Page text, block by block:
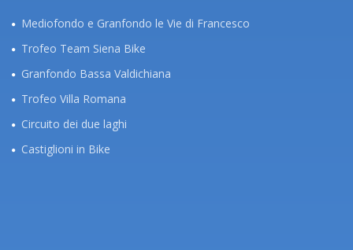
Mediofondo e Granfondo le Vie di Francesco
Trofeo Team Siena Bike
Granfondo Bassa Valdichiana
Trofeo Villa Romana
Circuito dei due laghi
Castiglioni in Bike